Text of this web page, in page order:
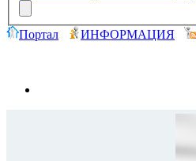
Портал ИНФОРМАЦИЯ